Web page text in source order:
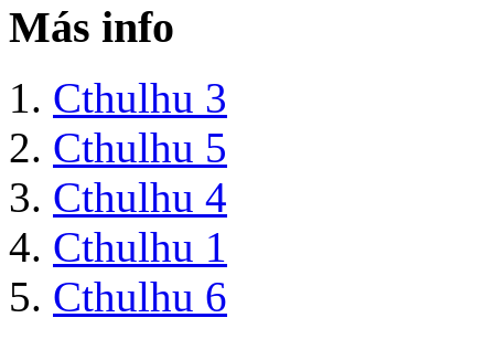
Más info
Cthulhu 3
Cthulhu 5
Cthulhu 4
Cthulhu 1
Cthulhu 6